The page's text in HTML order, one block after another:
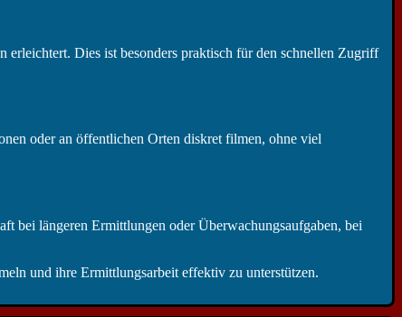
Dies ist besonders praktisch für den schnellen Zugriff
oder an öffentlichen Orten diskret filmen, ohne viel
bei längeren Ermittlungen oder Überwachungsaufgaben, bei
und ihre Ermittlungsarbeit effektiv zu unterstützen.